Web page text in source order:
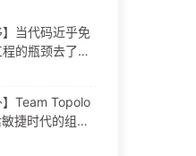
】当代码近乎免
的瓶颈去了哪
件工程变革——
】Team Topolo
捷时代的组织
时代软件工程